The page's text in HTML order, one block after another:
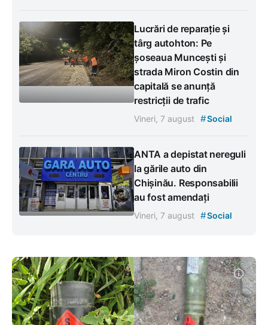
Lucrări de reparație și
târg autohton: Pe
șoseaua Muncești și
strada Miron Costin din
capitală se anunță
restricții de trafic
Vineri, 7 august #Social
ANTA a depistat nereguli
la gările auto din
Chișinău. Responsabilii
au fost amendați
Vineri, 7 august #Social